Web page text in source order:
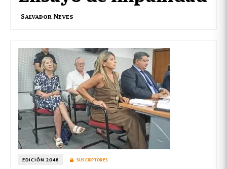
Salvador Neves
EDICIÓN 2048 SUSCRIPTORES